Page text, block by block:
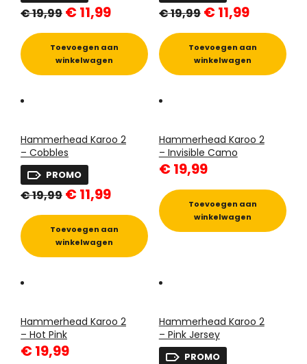
€19,99 Oorspronkelijke
prijs
was:
€ 19,99.
€11,99Huidige
is:
€ 11,99.
Toevoegen aan
winkelwagen
€19,99 Oorspronkelijke
prijs
was:
€ 19,99.
€11,99Huidige
is:
€ 11,99.
Toevoegen aan
winkelwagen
Hammerhead Karoo 2
– Cobbles
PROMO
€19,99 Oorspronkelijke
prijs
was:
€ 19,99.
€11,99Huidige
is:
€ 11,99.
Toevoegen aan
winkelwagen
Hammerhead Karoo 2
– Invisible Camo
€19,99
Toevoegen aan
winkelwagen
Hammerhead Karoo 2
– Hot Pink
€19,99
Hammerhead Karoo 2
– Pink Jersey
PROMO